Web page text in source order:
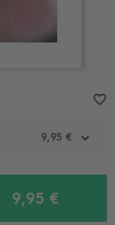
9,95 €
9,95 €
favorite_border